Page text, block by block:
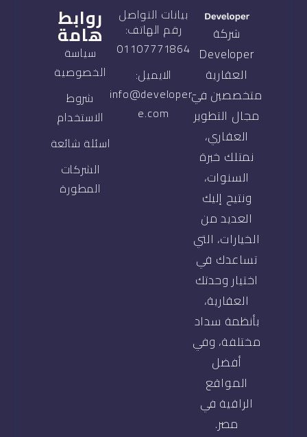
شركة
Developer
العقارية
متخصصين في
مجال التطوير
العقاري،
نمتلك خبرة
السنوات،
ونتيح إليك
العديد من
الخيارات، التي
تساعدك في
اختيار وحدتك
العقارية،
بأنظمة سداد
مختلفة، وفي
أفضل
المواقع
الراقية في
مصر.
بيانات التواصل
رقم الهاتف:
01107771864
الايميل:
info@developer-
e.com
روابط
هامة
سياسة
الخصوصية
شروط
الاستخدام
اسئلة شائعة
الشركات
المطورة